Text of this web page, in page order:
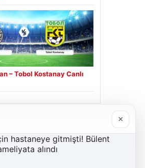
– Tobol Kostanay Canlı
×